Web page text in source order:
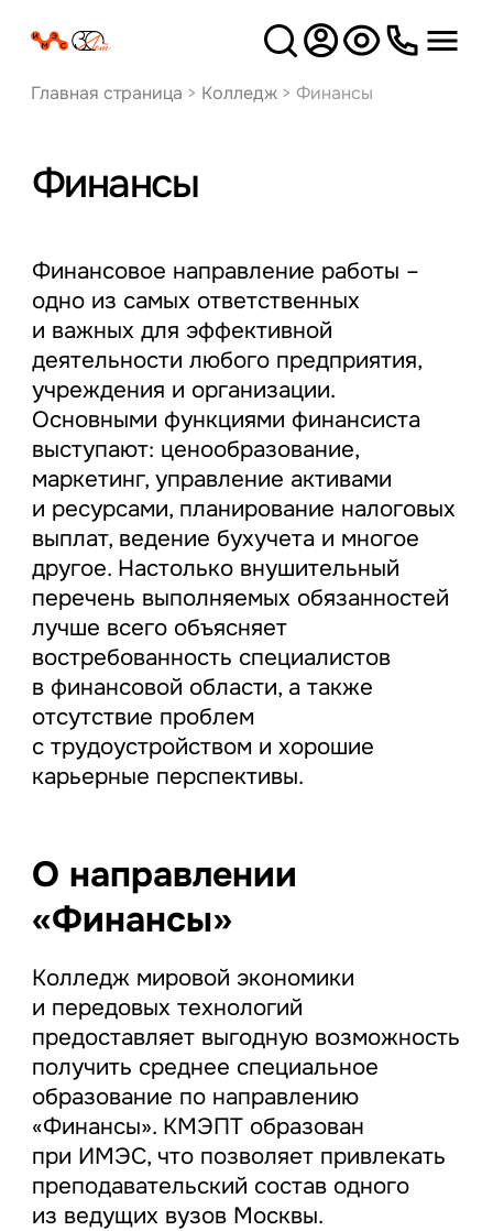
Версия
для слабовидящих
Главная страница > Колледж> Финансы
Финансы
Финансовое направление работы –
одно из самых ответственных
и важных для эффективной
деятельности любого предприятия,
учреждения и организации.
Основными функциями финансиста
выступают: ценообразование,
маркетинг, управление активами
и ресурсами, планирование налоговых
выплат, ведение бухучета и многое
другое. Настолько внушительный
перечень выполняемых обязанностей
лучше всего объясняет
востребованность специалистов
в финансовой области, а также
отсутствие проблем
с трудоустройством и хорошие
карьерные перспективы.
О направлении
«Финансы»
Колледж мировой экономики
и передовых технологий
предоставляет выгодную возможность
получить среднее специальное
образование по направлению
«Финансы». КМЭПТ образован
при ИМЭС, что позволяет привлекать
преподавательский состав одного
из ведущих вузов Москвы.